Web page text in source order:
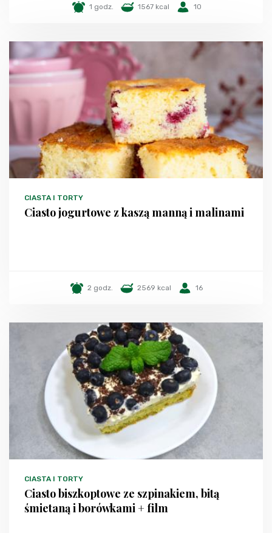
1 godz. 1567 kcal 10
CIASTA I TORTY
Ciasto jogurtowe z kaszą manną i malinami
2 godz. 2569 kcal 16
CIASTA I TORTY
Ciasto biszkoptowe ze szpinakiem, bitą
śmietaną i borówkami + film